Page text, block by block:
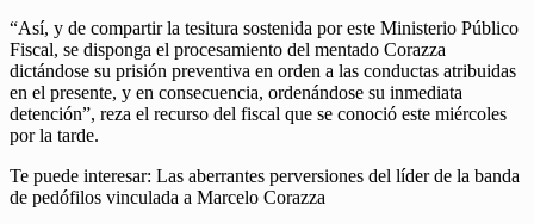
“Así, y de compartir la tesitura sostenida por este Ministerio Público
Fiscal, se disponga el procesamiento del mentado Corazza
dictándose su prisión preventiva en orden a las conductas atribuidas
en el presente, y en consecuencia, ordenándose su inmediata
detención”, reza el recurso del fiscal que se conoció este miércoles
por la tarde.
Te puede interesar: Las aberrantes perversiones del líder de la banda
de pedófilos vinculada a Marcelo Corazza